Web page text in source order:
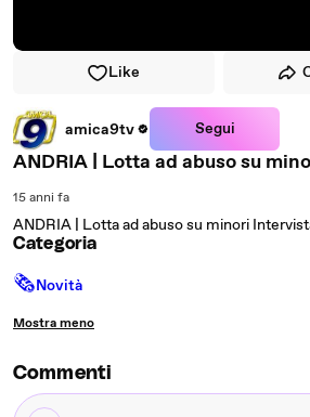
Like
amica9tv Segui
ANDRIA | Lotta ad abuso su
15 anni fa
ANDRIA | Lotta ad abuso su minori
Categoria
🗞Novità
Mostra meno
Commenti